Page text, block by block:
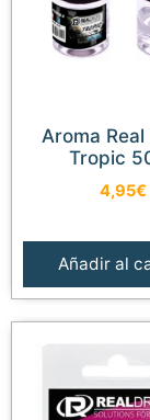
Aroma Real Drops
Tropic
4,95€
Añadir al